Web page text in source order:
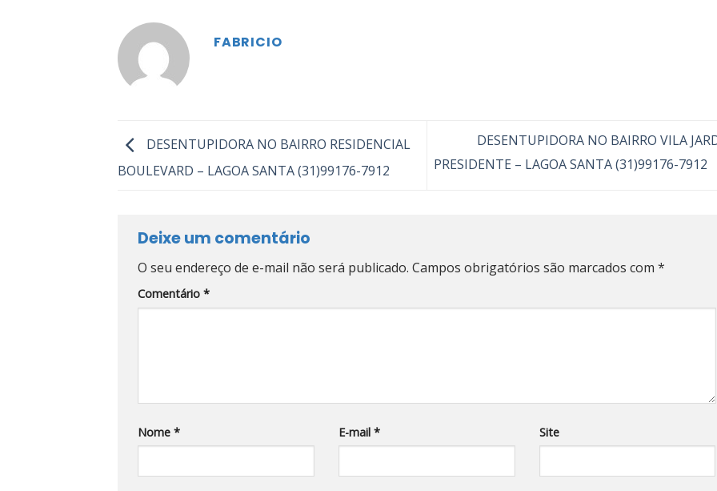
FABRICIO
DESENTUPIDORA NO BAIRRO RESIDENCIAL
BOULEVARD – LAGOA SANTA (31)99176-7912
DESENTUPIDORA NO BAIRRO VILA
PRESIDENTE – LAGOA SANTA (31)99176-7912
Deixe um comentário
O seu endereço de e-mail não será publicado. Campos obrigatórios são marcados com *
Comentário *
Nome * E-mail * Site